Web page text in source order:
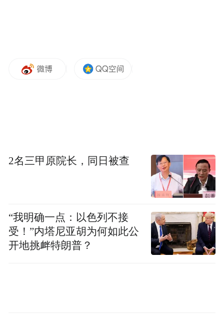
2名三甲原院长，同日被查
“我明确一点：以色列不接
受！”内塔尼亚胡为何如此公
开地挑衅特朗普？